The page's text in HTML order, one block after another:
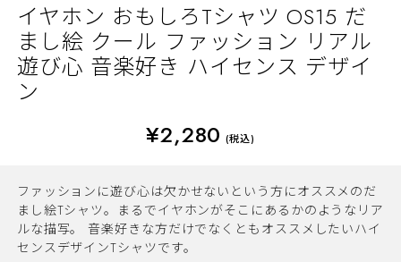
イヤホン おもしろTシャツ OS15 だ
まし絵 クール ファッション リアル
遊び心 音楽好き ハイセンス デザイ
ン
¥2,280 (税込)
ファッションに遊び心は欠かせないという方にオススメのだ
まし絵Tシャツ。まるでイヤホンがそこにあるかのようなリア
ルな描写。 音楽好きな方だけでなくともオススメしたいハイ
センスデザインTシャツです。